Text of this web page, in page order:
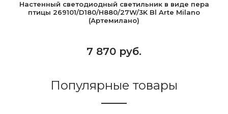
Настенный светодиодный светильник в виде пера
птицы 269101/D180/H880/27W/3K Bl Arte Milano
(Артемилано)
7 870 руб.
Популярные товары